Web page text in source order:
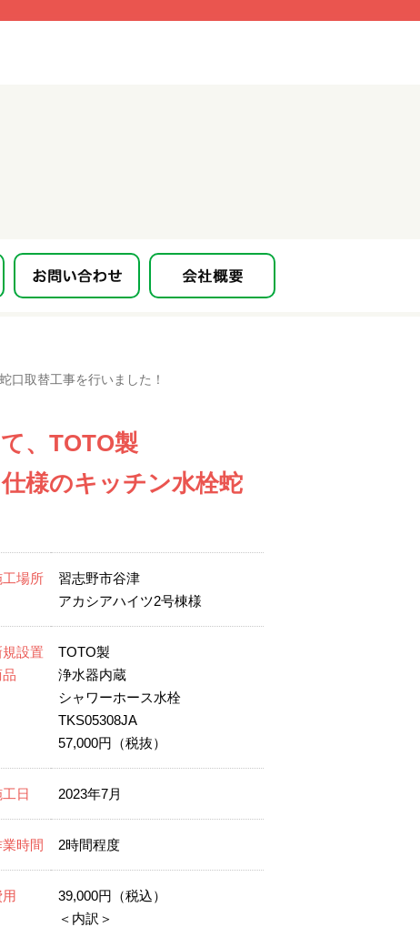
口取替工事を行いました！
、TOTO製
様のキッチン水栓蛇
工場所
習志野市谷津
アカシアハイツ2号棟様
規設置
TOTO製
浄水器内蔵
シャワーホース水栓
TKS05308JA
57,000円（税抜）
日 2023年7月
時間 2時間程度
39,000円（税込）
＜内訳＞